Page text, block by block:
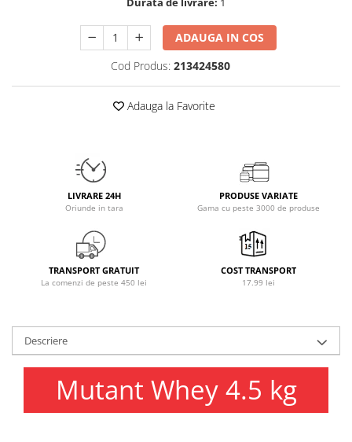
Raw Nutrition
Scivation
Swanson
Universal
ADAUGA IN COS
Cod Produs: 213424580
Adauga la Favorite
LIVRARE 24H
Oriunde in tara
PRODUSE VARIATE
Gama cu peste 3000 de produse
TRANSPORT GRATUIT
La comenzi de peste 450 lei
COST TRANSPORT
17.99 lei
Descriere
Mutant Whey 4.5 kg